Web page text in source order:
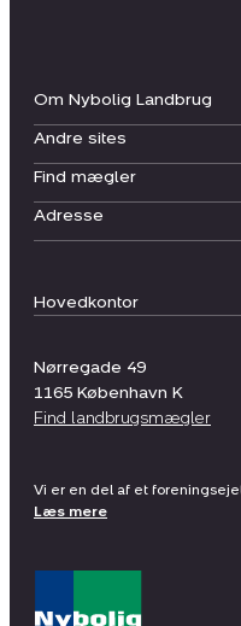
Hovedkontor
Nørregade 49
1165 København K
Find landbrugsmægler
Om Nybolig Landbrug
Andre sites
Find mægler
Adresse
Vi er en del af et
Læs mere